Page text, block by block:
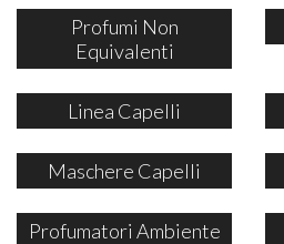
Profumi Non
Equivalenti
Linea Capelli
Maschere Capelli
Profumatori Ambiente